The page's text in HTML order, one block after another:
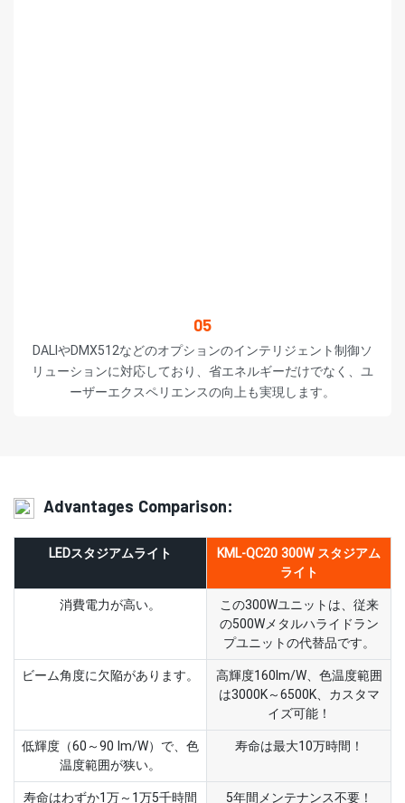
05
DALIやDMX512などのオプションのインテリジェント制御ソ
リューションに対応しており、省エネルギーだけでなく、ユ
ーザーエクスペリエンスの向上も実現します。
Advantages Comparison:
LEDスタジアムライト
KML-QC20 300W スタジアム
ライト
消費電力が高い。
この300Wユニットは、従来
の500Wメタルハライドラン
プユニットの代替品です。
ビーム角度に欠陥があります。
高輝度160lm/W、色温度範囲
は3000K～6500K、カスタマ
イズ可能！
低輝度（60～90 lm/W）で、色
温度範囲が狭い。
寿命は最大10万時間！
寿命はわずか1万～1万5千時間 5年間メンテナンス不要！